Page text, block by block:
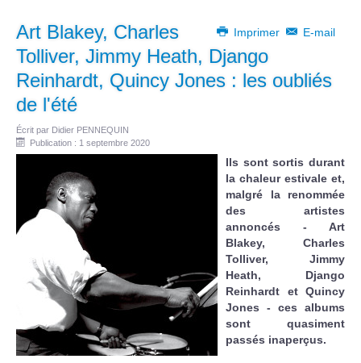
Imprimer E-mail
Art Blakey, Charles
Tolliver, Jimmy Heath, Django
Reinhardt, Quincy Jones : les oubliés
de l'été
Écrit par Didier PENNEQUIN
Publication : 1 septembre 2020
Ils sont sortis durant
la chaleur estivale et,
malgré la renommée
des artistes
annoncés - Art
Blakey, Charles
Tolliver, Jimmy
Heath, Django
Reinhardt et Quincy
Jones - ces albums
sont quasiment
passés inaperçus.